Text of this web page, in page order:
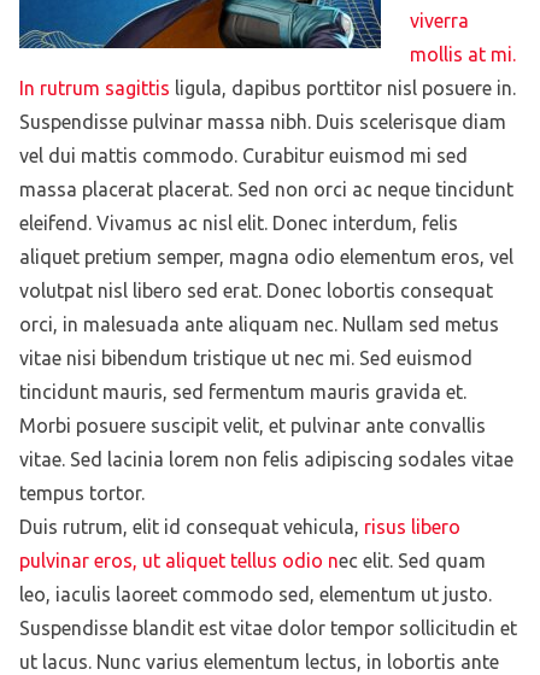
viverra
mollis at mi.
In rutrum sagittis ligula, dapibus porttitor nisl posuere in.
Suspendisse pulvinar massa nibh. Duis scelerisque diam
vel dui mattis commodo. Curabitur euismod mi sed
massa placerat placerat. Sed non orci ac neque tincidunt
eleifend. Vivamus ac nisl elit. Donec interdum, felis
aliquet pretium semper, magna odio elementum eros, vel
volutpat nisl libero sed erat. Donec lobortis consequat
orci, in malesuada ante aliquam nec. Nullam sed metus
vitae nisi bibendum tristique ut nec mi. Sed euismod
tincidunt mauris, sed fermentum mauris gravida et.
Morbi posuere suscipit velit, et pulvinar ante convallis
vitae. Sed lacinia lorem non felis adipiscing sodales vitae
tempus tortor.
Duis rutrum, elit id consequat vehicula, risus libero
pulvinar eros, ut aliquet tellus odio nec elit. Sed quam
leo, iaculis laoreet commodo sed, elementum ut justo.
Suspendisse blandit est vitae dolor tempor sollicitudin et
ut lacus. Nunc varius elementum lectus, in lobortis ante